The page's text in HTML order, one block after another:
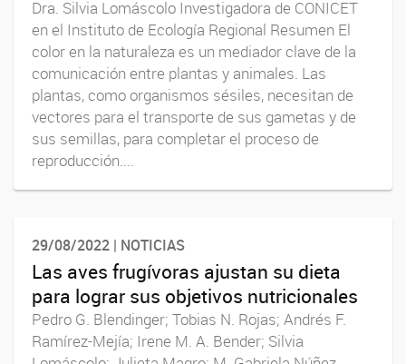
Dra. Silvia Lomáscolo Investigadora de CONICET
en el Instituto de Ecología Regional Resumen El
color en la naturaleza es un mediador clave de la
comunicación entre plantas y animales. Las
plantas, como organismos sésiles, necesitan de
vectores para el transporte de sus gametas y de
sus semillas, para completar el proceso de
reproducción....
29/08/2022 | NOTICIAS
Las aves frugívoras ajustan su dieta
para lograr sus objetivos nutricionales
Pedro G. Blendinger; Tobias N. Rojas; Andrés F.
Ramírez-Mejía; Irene M. A. Bender; Silvia